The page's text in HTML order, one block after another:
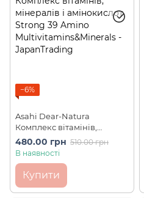
−6%
Asahi Dear-Natura
Комплекс вітамінів,
мінералів і амінокислот
Strong 39 Amino
шт на 20 днів
480.00 грн 510.00 грн
В наявності
Купити